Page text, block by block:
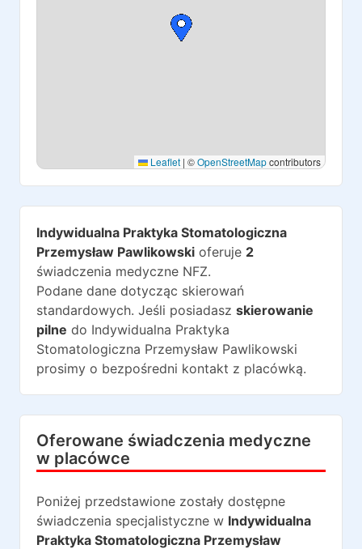
Leaflet | ©OpenStreetMapcontributors
Indywidualna Praktyka Stomatologiczna
Przemysław Pawlikowski oferuje 2
świadczenia medyczne NFZ.
Podane dane dotycząc skierowań
standardowych. Jeśli posiadasz skierowanie
pilne do Indywidualna Praktyka
Stomatologiczna Przemysław Pawlikowski
prosimy o bezpośredni kontakt z placówką.
Oferowane świadczenia medyczne
w placówce
Poniżej przedstawione zostały dostępne
świadczenia specjalistyczne w Indywidualna
Praktyka Stomatologiczna Przemysław